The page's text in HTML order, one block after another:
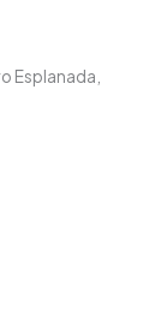
Esplanada,